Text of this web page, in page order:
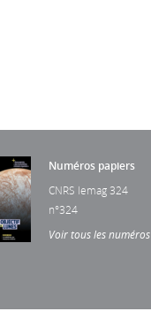
Numéros papiers
CNRS lemag 324
n°324
Voir tous les numéros